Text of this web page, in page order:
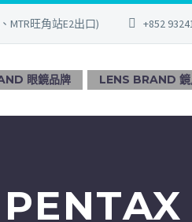
MTR旺角站E2出口) +852
眼鏡品牌 LENS BRAND 鏡
PENTAX